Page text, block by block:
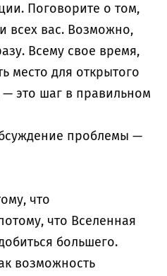
Поговорите о том,
всех вас. Возможно,
Всему свое время,
место для открытого
— это шаг в правильном
проблемы —
что
что Вселенная
большего.
возможность